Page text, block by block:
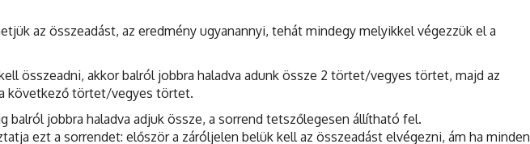
az összeadást, az eredmény ugyanannyi, tehát mindegy melyikkel végezzük el a
összeadni, akkor balról jobbra haladva adunk össze 2 törtet/vegyes törtet, majd az
következő törtet/vegyes törtet.
balról jobbra haladva adjuk össze, a sorrend tetszőlegesen állítható fel.
ezt a sorrendet: először a záróljelen belük kell az összeadást elvégezni, ám ha minden